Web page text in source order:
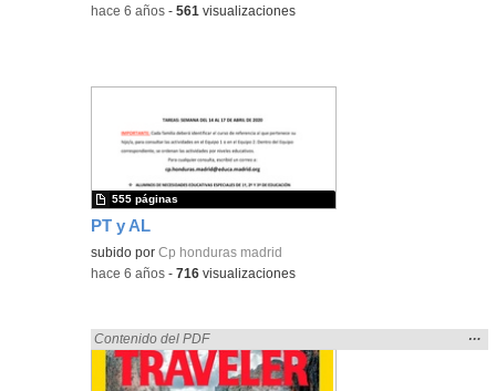
-hace 6 años -561 visualizaciones
PT y AL
subido porCp honduras madrid
555 páginas
-hace 6 años -716 visualizaciones
Encontrado «platillos» en:
Contenido del PDF
la
…